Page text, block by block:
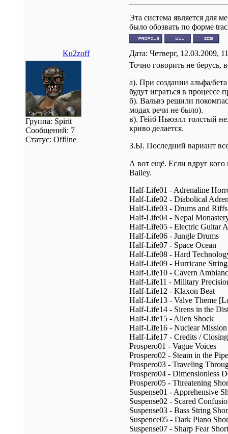
Эта система является для
было обозвать по форме
Ku2zoff Дата: Четверг, 12.03.2009,
Группа: Spirit
Сообщений: 7
Статус: Offline
Точно говорить не берусь,
а). При создании альфа/
будут играться в
б). Вальвэ решили
модах речи не было).
в). Гейб Ньюэлл толстый
криво делается.
З.Ы. Последний вариант
А вот ещё. Если вдруг кого
Bailey.
Half-Life01 - Adrenaline
Half-Life02 - Diabolical
Half-Life03 - Drums and Riffs
Half-Life04 - Nepal
Half-Life05 - Electric Guitar
Half-Life06 - Jungle Drums
Half-Life07 - Space Ocean
Half-Life08 - Hard
Half-Life09 - Hurricane
Half-Life10 - Cavern
Half-Life11 - Military
Half-Life12 - Klaxon Beat
Half-Life13 - Valve Theme
Half-Life14 - Sirens in the
Half-Life15 - Alien Shock
Half-Life16 - Nuclear Mission
Half-Life17 - Credits /
Prospero01 - Vague Voices
Prospero02 - Steam in the
Prospero03 - Traveling
Prospero04 - Dimensionless
Prospero05 - Threatening
Suspense01 - Apprehensive
Suspense02 - Scared
Suspense03 - Bass String
Suspence05 - Dark Piano
Suspense07 - Sharp Fear Short